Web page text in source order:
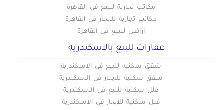
مكاتب تجارية للبيع في القاهرة
مكاتب تجارية للايجار في القاهرة
أراضي للبيع في القاهرة
عقارات للبيع بالاسكندرية
شقق سكنيه للبيع في الاسكندرية
شقق سكنية للايجار في الاسكندرية
فلل سكنية للبيع في الاسكندرية
فلل سكنية للايجار في الاسكندرية